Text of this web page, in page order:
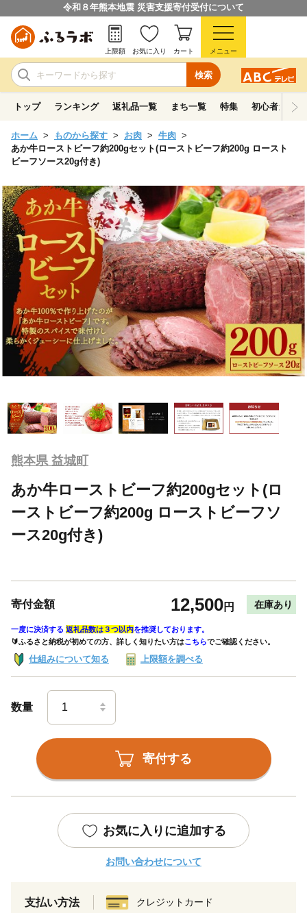
令和８年熊本地震 災害支援寄付受付について
検索
上限額 お気に入り カート メニュー
トップ ランキング 返礼品一覧 まち一覧 特集 初心者ガイド
ホーム ものから探す お肉
牛肉
あか牛ローストビーフ約200gセット(ローストビーフ約200g ロースト
ビーフソース20g付き)
熊本県 益城町
あか牛ローストビーフ約200gセット(ロ
ーストビーフ約200g ローストビーフソ
ース20g付き)
寄付金額 12,500円 在庫あり
一度に決済する 返礼品数は３つ以内を推奨しております。
🔰ふるさと納税が初めての方、詳しく知りたい方はこちらでご確認ください。
仕組みについて知る 上限額を調べる
数量
寄付する
お気に入りに追加する
お問い合わせについて
支払い方法 クレジットカード